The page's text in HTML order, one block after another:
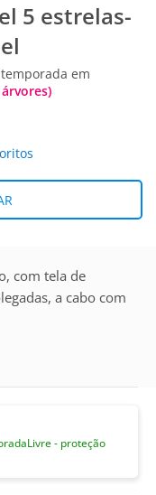
5 estrelas-
em
com tela de
a cabo com
- proteção